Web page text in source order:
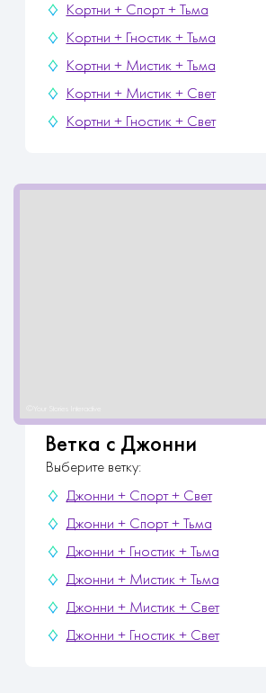
Кортни + Спорт + Тьма
Кортни + Гностик + Тьма
Кортни + Мистик + Тьма
Кортни + Мистик + Свет
Кортни + Гностик + Свет
Ветка с Джонни
Выберите ветку:
Джонни + Спорт + Свет
Джонни + Спорт + Тьма
Джонни + Гностик + Тьма
Джонни + Мистик + Тьма
Джонни + Мистик + Свет
Джонни + Гностик + Свет